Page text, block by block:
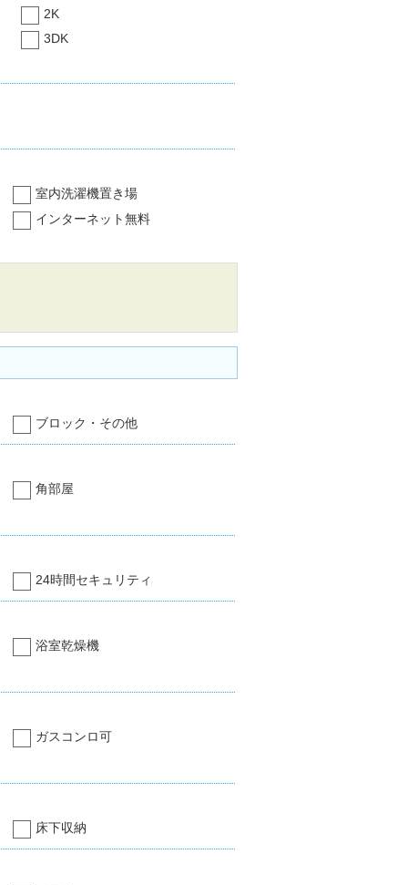
2K
3DK
室内洗濯機置き場
インターネット無料
ブロック・その他
角部屋
24時間セキュリティ
浴室乾燥機
ガスコンロ可
床下収納